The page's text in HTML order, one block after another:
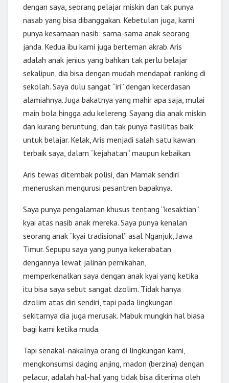
dengan saya, seorang pelajar miskin dan tak punya
nasab yang bisa dibanggakan. Kebetulan juga, kami
punya kesamaan nasib: sama-sama anak seorang
janda. Kedua ibu kami juga berteman akrab. Aris
adalah anak jenius yang bahkan tak perlu belajar
sekalipun, dia bisa dengan mudah mendapat ranking di
sekolah. Saya dulu sangat “iri” dengan kecerdasan
alamiahnya. Juga bakatnya yang mahir apa saja, mulai
main bola hingga adu kelereng. Sayang dia anak miskin
dan kurang beruntung, dan tak punya fasilitas baik
untuk belajar. Kelak, Aris menjadi salah satu kawan
terbaik saya, dalam “kejahatan” maupun kebaikan.
Aris tewas ditembak polisi, dan Mamak sendiri
meneruskan mengurusi pesantren bapaknya.
Saya punya pengalaman khusus tentang “kesaktian”
kyai atas nasib anak mereka. Saya punya kenalan
seorang anak “kyai tradisional” asal Nganjuk, Jawa
Timur. Sepupu saya yang punya kekerabatan
dengannya lewat jalinan pernikahan,
memperkenalkan saya dengan anak kyai yang ketika
itu bisa saya sebut sangat dzolim. Tidak hanya
dzolim atas diri sendiri, tapi pada lingkungan
sekitarnya dia juga merusak. Mabuk mungkin hal biasa
bagi kami ketika muda.
Tapi senakal-nakalnya orang di lingkungan kami,
mengkonsumsi daging anjing, madon (berzina) dengan
pelacur, adalah hal-hal yang tidak bisa diterima oleh